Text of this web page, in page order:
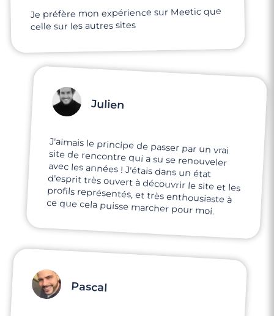
Je préfère mon expérience sur Meetic que
celle sur les autres sites
Julien
J'aimais le principe de passer par un vrai
site de rencontre qui a su se renouveler
avec les années ! J'étais dans un état
d'esprit très ouvert à découvrir le site et les
profils représentés, et très enthousiaste à
ce que cela puisse marcher pour moi.
Pascal